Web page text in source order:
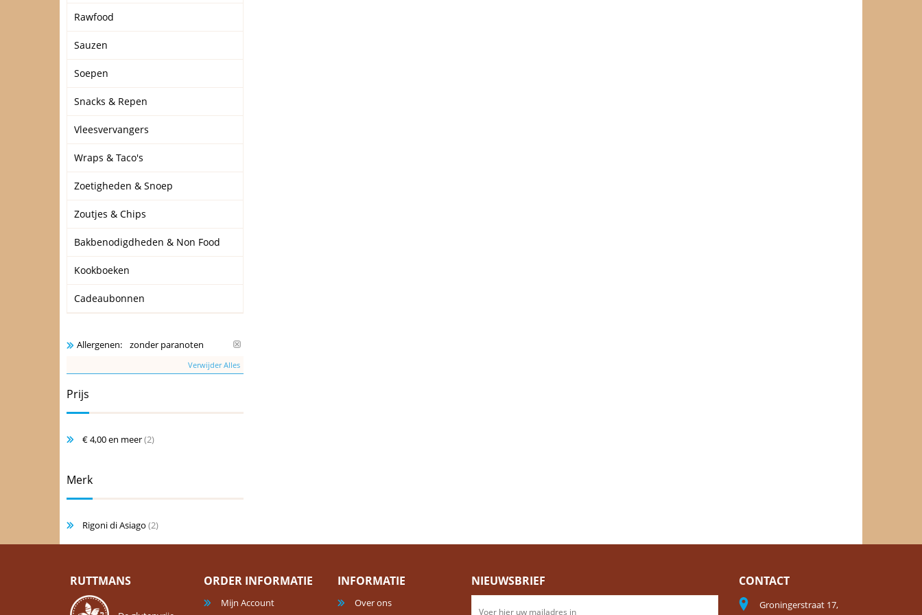
Rawfood
Sauzen
Soepen
Snacks & Repen
Vleesvervangers
Wraps & Taco's
Zoetigheden & Snoep
Zoutjes & Chips
Bakbenodigdheden & Non Food
Kookboeken
Cadeaubonnen
Allergenen: zonder paranoten
Verwijder Alles
Prijs
€ 4,00en meer(2)
Merk
Rigoni di Asiago (2)
RUTTMANS ORDER INFORMATIE
Mijn Account
INFORMATIE
Over ons
NIEUWSBRIEF CONTACT
Groningerstraat 17,